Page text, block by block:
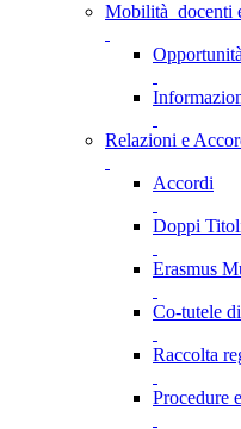
Mobilità docenti
Relazioni e
Accordi
Doppi
Erasmus
Co-tutele
Raccolta
Procedure